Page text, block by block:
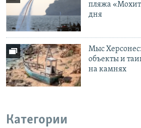
пляжа
дня
Мыс
объекты и
на камнях
Категории